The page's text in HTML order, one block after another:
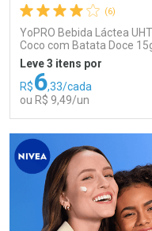
(6)
YoPRO Bebida Láctea UHT
Coco com Batata Doce
de proteínas 250ml
Leve 3 itens por
R$6,33/cada
ou R$ 9,49/un
Laboratório
Por Menos